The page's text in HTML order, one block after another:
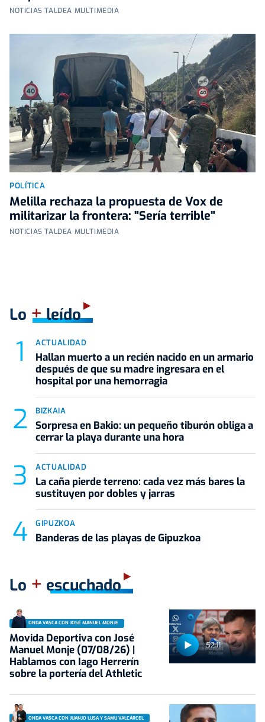
NOTICIAS TALDEA MULTIMEDIA
POLÍTICA
Melilla rechaza la propuesta de Vox de
militarizar la frontera: "Sería terrible"
NOTICIAS TALDEA MULTIMEDIA
Lo +leído
ACTUALIDAD
Hallan muerto a un recién nacido en un armario
después de que su madre ingresara en el
hospital por una hemorragia
BIZKAIA
Sorpresa en Bakio: un pequeño tiburón obliga a
cerrar la playa durante una hora
ACTUALIDAD
La caña pierde terreno: cada vez más bares la
sustituyen por dobles y jarras
GIPUZKOA
Banderas de las playas de Gipuzkoa
Lo + escuchado
52:11
ONDA VASCA CON JOSÉ MANUEL MONJE
Movida Deportiva con José
Manuel Monje (07/08/26) |
Hablamos con Iago Herrerín
sobre la portería del Athletic
ONDA VASCA CON JUANJO LUSA Y SAMU VALCÁRCEL